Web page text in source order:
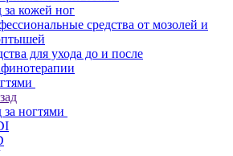
за кожей ног
средства от мозолей и
для ухода до и после
за ногтями